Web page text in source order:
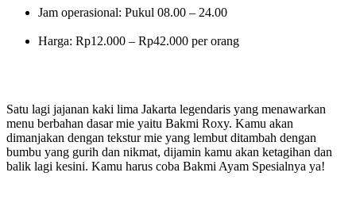
Jam operasional: Pukul 08.00 – 24.00
Harga: Rp12.000 – Rp42.000 per orang
Satu lagi jajanan kaki lima Jakarta legendaris yang menawarkan
menu berbahan dasar mie yaitu Bakmi Roxy. Kamu akan
dimanjakan dengan tekstur mie yang lembut ditambah dengan
bumbu yang gurih dan nikmat, dijamin kamu akan ketagihan dan
balik lagi kesini. Kamu harus coba Bakmi Ayam Spesialnya ya!